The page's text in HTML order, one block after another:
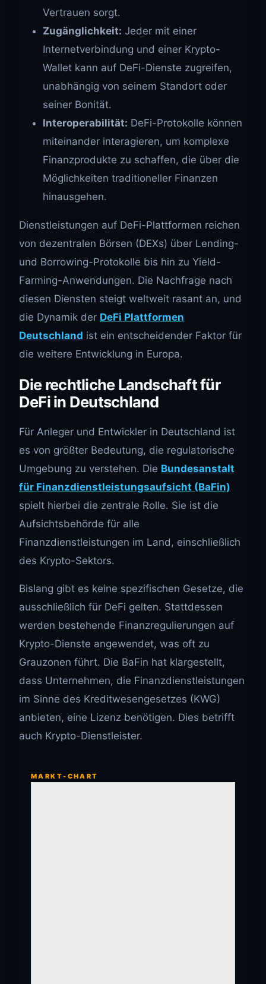
Vertrauen sorgt.
Zugänglichkeit: Jeder mit einer
Internetverbindung und einer Krypto-
Wallet kann auf DeFi-Dienste zugreifen,
unabhängig von seinem Standort oder
seiner Bonität.
Interoperabilität: DeFi-Protokolle können
miteinander interagieren, um komplexe
Finanzprodukte zu schaffen, die über die
Möglichkeiten traditioneller Finanzen
hinausgehen.
Dienstleistungen auf DeFi-Plattformen reichen
von dezentralen Börsen (DEXs) über Lending-
und Borrowing-Protokolle bis hin zu Yield-
Farming-Anwendungen. Die Nachfrage nach
diesen Diensten steigt weltweit rasant an, und
die Dynamik der DeFi Plattformen
Deutschland ist ein entscheidender Faktor für
die weitere Entwicklung in Europa.
Die rechtliche Landschaft für
DeFi in Deutschland
Für Anleger und Entwickler in Deutschland ist
es von größter Bedeutung, die regulatorische
Umgebung zu verstehen. Die Bundesanstalt
für Finanzdienstleistungsaufsicht (BaFin)
spielt hierbei die zentrale Rolle. Sie ist die
Aufsichtsbehörde für alle
Finanzdienstleistungen im Land, einschließlich
des Krypto-Sektors.
Bislang gibt es keine spezifischen Gesetze, die
ausschließlich für DeFi gelten. Stattdessen
werden bestehende Finanzregulierungen auf
Krypto-Dienste angewendet, was oft zu
Grauzonen führt. Die BaFin hat klargestellt,
dass Unternehmen, die Finanzdienstleistungen
im Sinne des Kreditwesengesetzes (KWG)
anbieten, eine Lizenz benötigen. Dies betrifft
auch Krypto-Dienstleister.
MARKT-CHART